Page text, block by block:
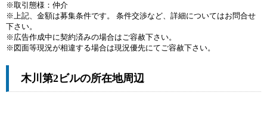
※取引態様：仲介
※上記、金額は募集条件です。 条件交渉など、詳細についてはお問合せ
下さい。
※広告作成中に契約済みの場合はご容赦下さい。
※図面等現況が相違する場合は現況優先にてご容赦下さい。
木川第2ビルの所在地周辺